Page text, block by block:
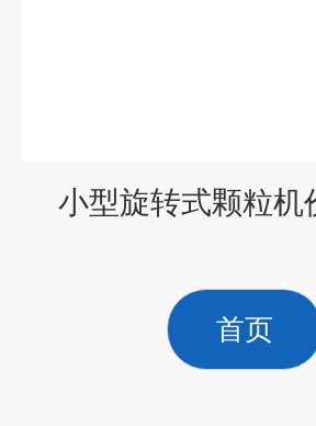
小型旋转式颗粒机
首页